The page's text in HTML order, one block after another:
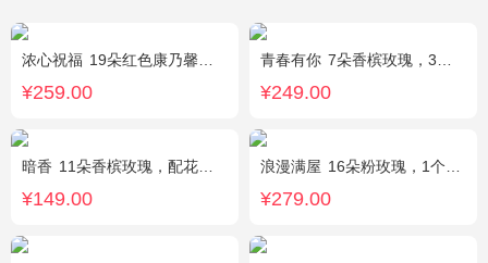
浓心祝福 19朵红色康乃馨，2支多头粉百合，绿叶搭配
¥259.00
青春有你 7朵香槟玫瑰，3朵向日葵，一个绣球，桔梗、配花、配草搭配
¥249.00
暗香 11朵香槟玫瑰，配花、绿叶搭配
¥149.00
浪漫满屋 16朵粉玫瑰，1个粉色绣球，3个乒乓菊，桔梗、绿叶搭配
¥279.00